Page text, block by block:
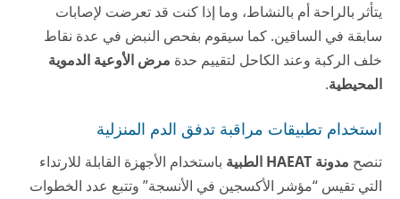
يتأثر بالراحة أم بالنشاط، وما إذا كنت قد تعرضت لإصابات
سابقة في الساقين. كما سيقوم بفحص النبض في عدة نقاط
خلف الركبة وعند الكاحل لتقييم حدة مرض الأوعية الدموية
المحيطية.
استخدام تطبيقات مراقبة تدفق الدم المنزلية
تنصح مدونة HAEAT الطبية
باستخدام الأجهزة القابلة للارتداء
التي تقيس “مؤشر الأكسجين في الأنسجة” وتتبع عدد الخطوات